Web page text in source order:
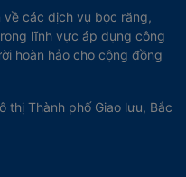
về các dịch vụ bọc răng,
lĩnh vực áp dụng công
hoàn hảo cho cộng đồng
thị Thành phố Giao lưu, Bắc